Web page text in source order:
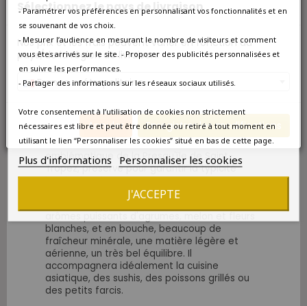
Sélectionnez le pays de livraison
Nos prix et les frais peuvent varier en fonction du
pays/de la région de livraison.
France métropolitaine
Annuler Enregistrer les modifications
CHÂTEAU PEYRASSOL CÔTES-DE-PROVENCE ROSÉ
COFFRET CADEAU VIN 3 BOUTEILLES
Minuty est un grand
vin rosé
, Cru Classé de
Provence, issu d'un assemblage des grands
cépages de Provence, Grenache, Syrah,
Cinsault et Tibouren, ce dernier
emblématique de la Presqu'île de Saint-
Tropez, préservé pour garantir la typicité
locale des vins.
Cette cuvée Prestige offre au nez des
blanches, et en bouche, beaucoup de
fraîcheur minérale, une matière légère et
aérienne, un très bel équilibre. Il
accompagnera idéalement la cuisine
asiatique, des sushis, des poissons grillés ou
des petits farcis.
- Paramétrer vos préférences en personnalisant vos fonctionnalités et en
se souvenant de vos choix.
- Mesurer l’audience en mesurant le nombre de visiteurs et comment
vous êtes arrivés sur le site. - Proposer des publicités personnalisées et
en suivre les performances.
- Partager des informations sur les réseaux sociaux utilisés.
Votre consentement à l’utilisation de cookies non strictement
nécessaires est libre et peut être donnée ou retiré à tout moment en
utilisant le lien “Personnaliser les cookies” situé en bas de cette page.
Plus d'informations Personnaliser les cookies
J'ACCEPTE